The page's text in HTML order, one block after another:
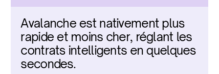
Avalanche est nativement plus
rapide et moins cher, réglant les
contrats intelligents en quelques
secondes.